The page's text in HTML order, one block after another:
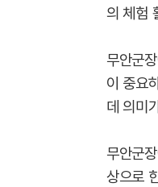
의 체험
무안군
이 중요
데 의미
무안군
상으로